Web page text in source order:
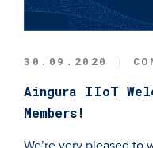
30.09.2020 |
Aingura IIoT
Members!